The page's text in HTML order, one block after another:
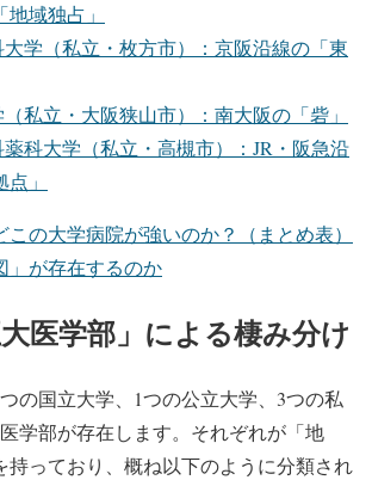
域独占」
学（私立・枚方市）：京阪沿線の「東
私立・大阪狭山市）：南大阪の「砦」
科大学（私立・高槻市）：JR・阪急沿
」
この大学病院が強いのか？（まとめ表）
」が存在するのか
医学部」による棲み分け
の国立大学、1つの公立大学、3つの私
学部が存在します。それぞれが「地
持っており、概ね以下のように分類され